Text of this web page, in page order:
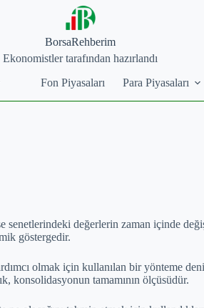
BorsaRehberim
Ekonomistler tarafından hazırlandı
Fon Piyasaları Para Piyasaları
değerlerin zaman içinde
göstergedir.
olmak için kullanılan bir yönteme
konsolidasyonun tamamının ölçüsüdür.